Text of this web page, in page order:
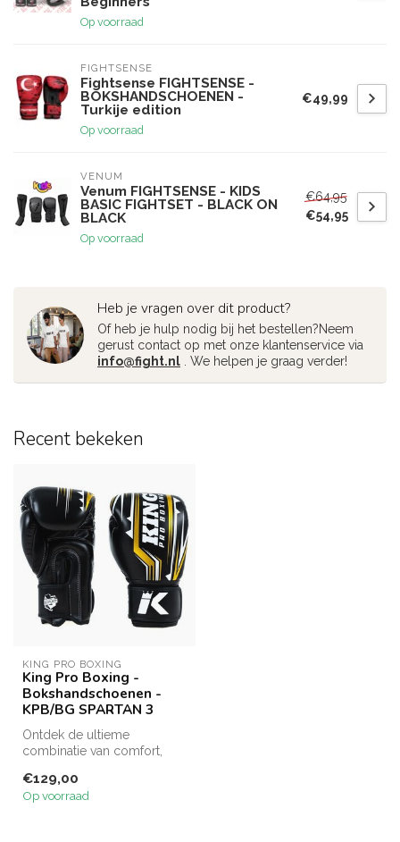
Op voorraad
FIGHTSENSE
Fightsense FIGHTSENSE -
BOKSHANDSCHOENEN -
Turkije edition
Op voorraad
€49,99
VENUM
Venum FIGHTSENSE - KIDS
BASIC FIGHTSET - BLACK ON
BLACK
Op voorraad
€64,95
€54,95
Heb je vragen over dit product?
Of heb je hulp nodig bij het bestellen?Neem
gerust contact op met onze klantenservice via
info@fight.nl . We helpen je graag verder!
Recent bekeken
KING PRO BOXING
King Pro Boxing -
Bokshandschoenen -
KPB/BG SPARTAN 3
Ontdek de ultieme
combinatie van comfort,
KING PRO B...
€129,00
Op voorraad